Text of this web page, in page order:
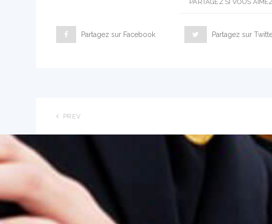
PARTAGEZ SI VOUS AIMEZ
Partagez sur Facebook Partagez sur
PREV